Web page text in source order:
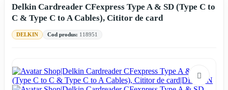
Delkin Cardreader CFexpress Type A & SD (Type C to
C & Type C to A Cables), Cititor de card
DELKIN Cod produs: 118951